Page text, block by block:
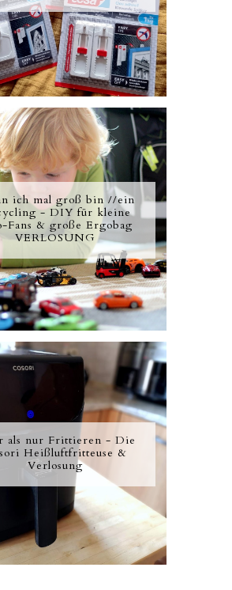
ich mal groß bin //ein
- DIY für kleine
Fans & große Ergobag
VERLOSUNG
als nur Frittieren - Die
Heißluftfritteuse &
Verlosung